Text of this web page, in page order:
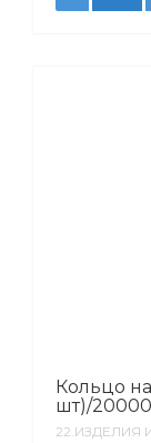
Кольцо
шт)/20000
22.ИЗДЕЛИЯ